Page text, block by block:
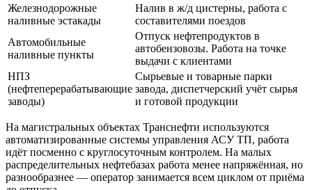
Железнодорожные
наливные эстакады
Налив в ж/д цистерны, работа с
составителями поездов
Автомобильные
наливные пункты
Отпуск нефтепродуктов в
автобензовозы. Работа на точке
выдачи с клиентами
НПЗ
(нефтеперерабатывающие
заводы)
Сырьевые и товарные парки
завода, диспетчерский учёт сырья
и готовой продукции
На магистральных объектах Транснефти используются
автоматизированные системы управления АСУ ТП, работа
идёт посменно с круглосуточным контролем. На малых
распределительных нефтебазах работа менее напряжённая, но
разнообразнее — оператор занимается всем циклом от приёма